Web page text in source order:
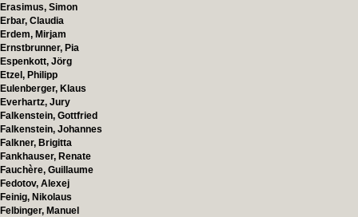
Erasimus, Simon
Erbar, Claudia
Erdem, Mirjam
Ernstbrunner, Pia
Espenkott, Jörg
Etzel, Philipp
Eulenberger, Klaus
Everhartz, Jury
Falkenstein, Gottfried
Falkenstein, Johannes
Falkner, Brigitta
Fankhauser, Renate
Fauchère, Guillaume
Fedotov, Alexej
Feinig, Nikolaus
Felbinger, Manuel